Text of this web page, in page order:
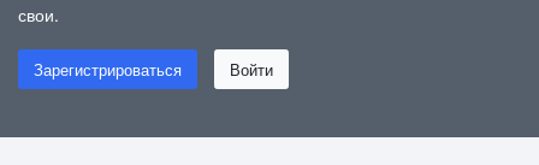
свои.
Зарегистрироваться Войти